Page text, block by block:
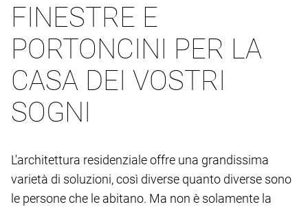
FINESTRE E
PORTONCINI PER LA
CASA DEI VOSTRI
SOGNI
L'architettura residenziale offre una grandissima
varietà di soluzioni, così diverse quanto diverse sono
le persone che le abitano. Ma non è solamente la